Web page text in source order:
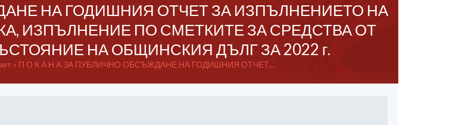
НА ГОДИШНИЯ ОТЧЕТ ЗА ИЗПЪЛНЕНИЕТО НА
ИЗПЪЛНЕНИЕ ПО СМЕТКИТЕ ЗА СРЕДСТВА ОТ
НА ОБЩИНСКИЯ ДЪЛГ ЗА 2022 г.
П О К А Н А ЗА ПУБЛИЧНО ОБСЪЖДАНЕ НА ГОДИШНИЯ ОТЧЕТ...